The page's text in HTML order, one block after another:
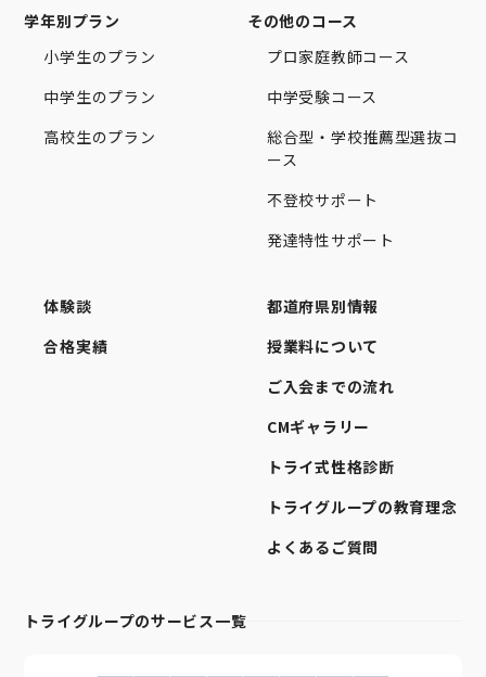
学年別プラン
小学生のプラン
中学生のプラン
高校生のプラン
その他のコース
プロ家庭教師コース
中学受験コース
総合型・学校推薦型選抜コ
ース
不登校サポート
発達特性サポート
体験談
合格実績
都道府県別情報
授業料について
ご入会までの流れ
CMギャラリー
トライ式性格診断
トライグループの教育理念
よくあるご質問
トライグループのサービス一覧